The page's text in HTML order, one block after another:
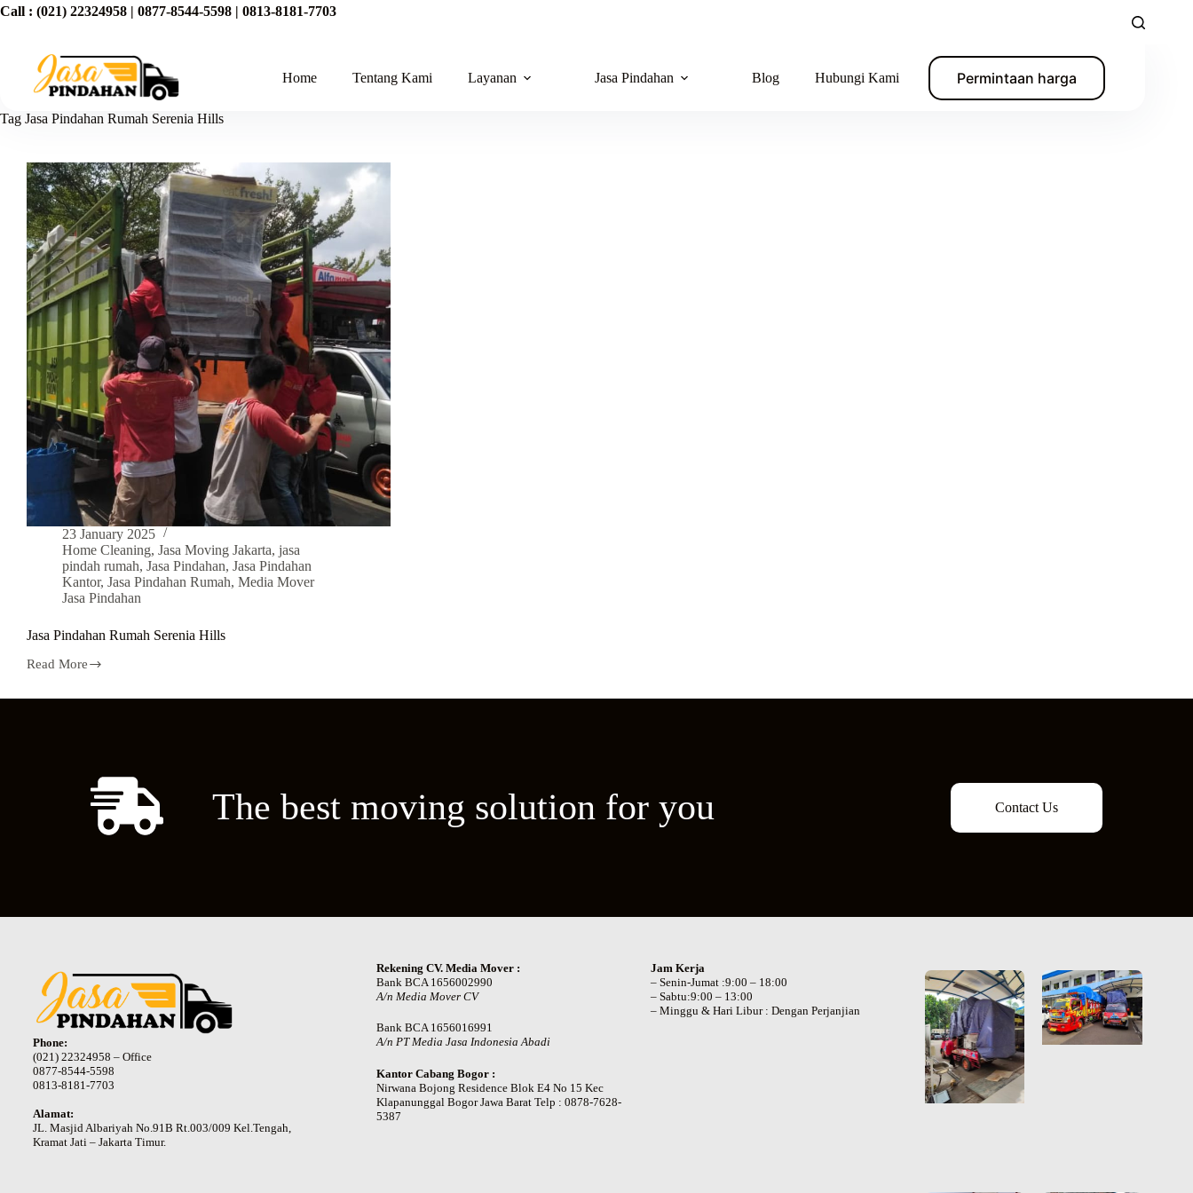
Call : (021) 22324958 | 0877-8544-5598 | 0813-8181-7703
Home Tentang Kami Layanan Jasa Pindahan Blog Hubungi Kami Permintaan harga
Tag Jasa Pindahan Rumah Serenia Hills
23 January 2025
Home Cleaning, Jasa Moving Jakarta, jasa
pindah rumah, Jasa Pindahan, Jasa Pindahan
Kantor, Jasa Pindahan Rumah, Media Mover
Jasa Pindahan
Jasa Pindahan Rumah Serenia Hills
Read More
The best moving solution for you Contact Us
Phone:
(021) 22324958 – Office
0877-8544-5598
0813-8181-7703
Alamat:
JL. Masjid Albariyah No.91B Rt.003/009 Kel.Tengah,
Kramat Jati – Jakarta Timur.
Rekening CV. Media Mover :
Bank BCA 1656002990
A/n Media Mover CV
Bank BCA 1656016991
A/n PT Media Jasa Indonesia Abadi
Kantor Cabang Bogor :
Nirwana Bojong Residence Blok E4 No 15 Kec
Klapanunggal Bogor Jawa Barat Telp : 0878-7628-
5387
Jam Kerja
– Senin-Jumat :9:00 – 18:00
– Sabtu:9:00 – 13:00
– Minggu & Hari Libur : Dengan Perjanjian